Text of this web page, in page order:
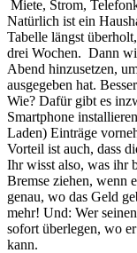
Miete, Strom,
Natürlich ist ein
Tabelle längst
drei Wochen. Dann wi
Abend hinzusetzen,
ausgegeben hat.
Wie? Dafür gibt es
Smartphone
Laden) Einträge
Vorteil ist auch, dass
Ihr wisst also, was ihr
Bremse ziehen, wenn
genau, wo das Geld
mehr! Und: Wer
sofort überlegen, wo
kann.